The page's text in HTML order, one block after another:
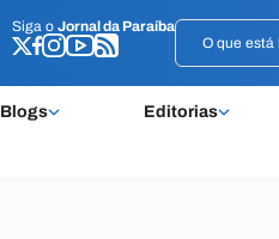
Siga o Jornal da Paraíba
Blogs Editorias
Siga o Jornal da Paraíba